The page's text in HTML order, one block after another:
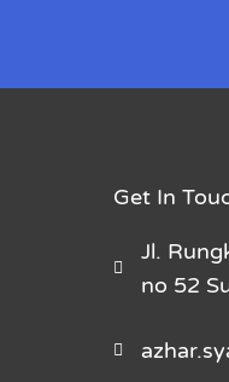
Get In
Jl.
no 52